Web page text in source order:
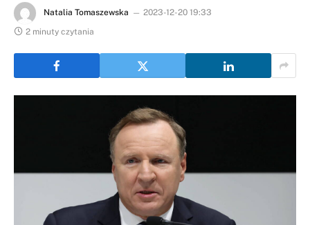
Natalia Tomaszewska
2023-12-20 19:33
2 minuty czytania